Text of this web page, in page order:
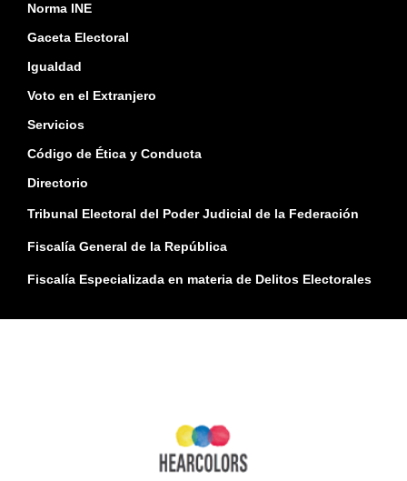
Norma INE
Gaceta Electoral
Igualdad
Voto en el Extranjero
Servicios
Código de Ética y Conducta
Directorio
Tribunal Electoral del Poder Judicial de la Federación
Fiscalía General de la República
Fiscalía Especializada en materia de Delitos Electorales